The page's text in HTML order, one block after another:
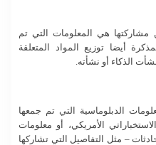
مشاركتها هي المعلومات التي تم
أيضا توزيع المواد المتعلقة
الذكاء أو نشأته.
الدبلوماسية التي تم جمعها
الأمريكي، أو معلومات
– مثل التفاصيل التي تشاركها